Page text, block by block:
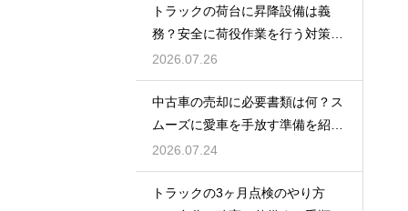
トラックの荷台に昇降設備は義
務？安全に荷役作業を行う対策を
紹介
2026.07.26
中古車の売却に必要書類は何？ス
ムーズに愛車を手放す準備を紹
介！
2026.07.24
トラックの3ヶ月点検のやり方